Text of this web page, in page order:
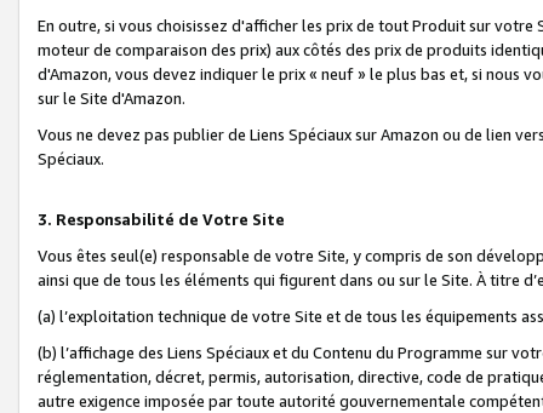
En outre, si vous choisissez d'afficher les prix de tout Produit sur
moteur de comparaison des prix) aux côtés des prix de produits
d'Amazon, vous devez indiquer le prix « neuf » le plus bas et, si nous
sur le Site d'Amazon.
Vous ne devez pas publier de Liens Spéciaux sur Amazon ou de lien
Spéciaux.
3. Responsabilité de Votre Site
Vous êtes seul(e) responsable de votre Site, y compris de son
ainsi que de tous les éléments qui figurent dans ou sur le Site. À titre
(a) l’exploitation technique de votre Site et de tous les équipements
(b) l’affichage des Liens Spéciaux et du Contenu du Programme sur
réglementation, décret, permis, autorisation, directive, code de
autre exigence imposée par toute autorité gouvernementale